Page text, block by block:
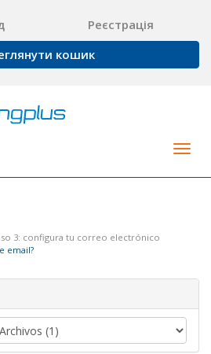
Реєстрація
кошик
3: configura tu correo electrónico
email?